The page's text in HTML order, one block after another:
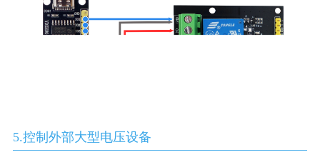
5.控制外部大型电压设备